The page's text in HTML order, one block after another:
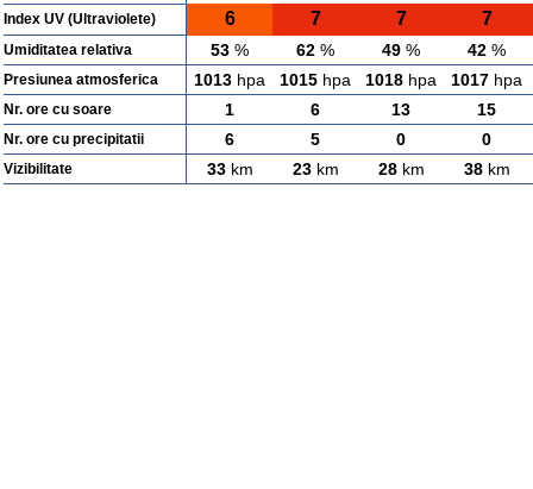
Index UV (Ultraviolete) 6 7 7 7
Umiditatea relativa 53 % 62 % 49 % 42 %
Presiunea atmosferica 1013 hpa 1015 hpa 1018 hpa 1017 hpa
Nr. ore cu soare 1 6 13 15
Nr. ore cu precipitatii 6 5 0 0
Vizibilitate 33km 23km 28km 38km